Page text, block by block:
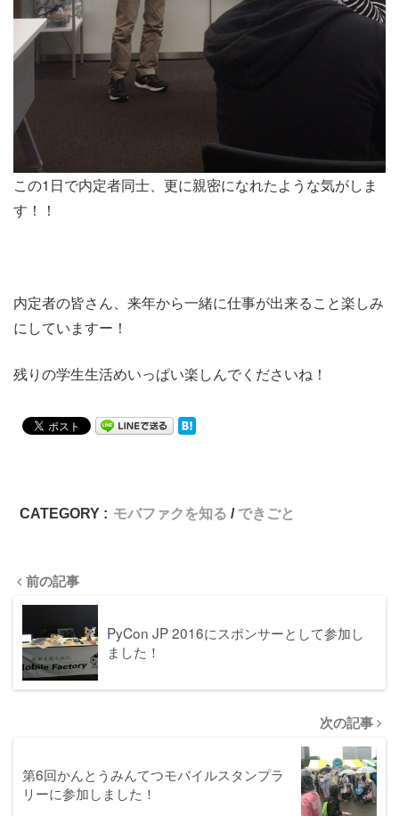
この1日で内定者同士、更に親密になれたような気がしま
す！！
内定者の皆さん、来年から一緒に仕事が出来ること楽しみ
にしていますー！
残りの学生生活めいっぱい楽しんでくださいね！
CATEGORY : モバファクを知る できごと
前の記事
PyCon JP 2016にスポンサーとして参加し
ました！
次の記事
第6回かんとうみんてつモバイルスタンプラ
リーに参加しました！